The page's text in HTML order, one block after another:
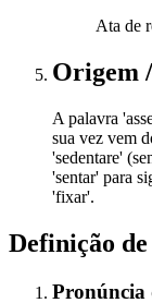
Ata de
Origem
A palavra
sua vez vem
'sedentare'
'sentar' para
'fixar'.
Definição de
Pronúncia